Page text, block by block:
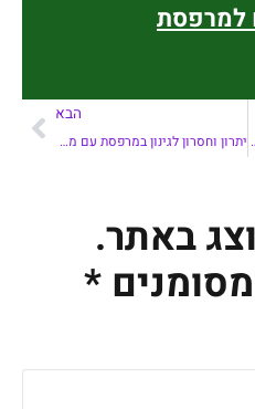
למרפסת
כולה באדמה?
הבא
יתרון וחסרון לגינון במרפסת עם מעקה סורגים
באתר.
*